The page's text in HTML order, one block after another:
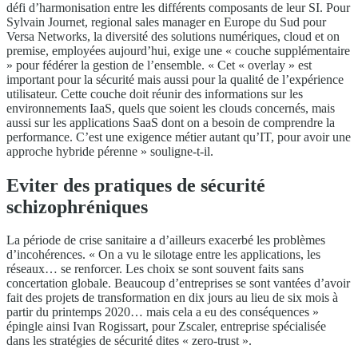
défi d’harmonisation entre les différents composants de leur SI. Pour
Sylvain Journet, regional sales manager en Europe du Sud pour
Versa Networks, la diversité des solutions numériques, cloud et on
premise, employées aujourd’hui, exige une « couche supplémentaire
» pour fédérer la gestion de l’ensemble. « Cet « overlay » est
important pour la sécurité mais aussi pour la qualité de l’expérience
utilisateur. Cette couche doit réunir des informations sur les
environnements IaaS, quels que soient les clouds concernés, mais
aussi sur les applications SaaS dont on a besoin de comprendre la
performance. C’est une exigence métier autant qu’IT, pour avoir une
approche hybride pérenne » souligne-t-il.
Eviter des pratiques de sécurité
schizophréniques
La période de crise sanitaire a d’ailleurs exacerbé les problèmes
d’incohérences. « On a vu le silotage entre les applications, les
réseaux… se renforcer. Les choix se sont souvent faits sans
concertation globale. Beaucoup d’entreprises se sont vantées d’avoir
fait des projets de transformation en dix jours au lieu de six mois à
partir du printemps 2020… mais cela a eu des conséquences »
épingle ainsi Ivan Rogissart, pour Zscaler, entreprise spécialisée
dans les stratégies de sécurité dites « zero-trust ».